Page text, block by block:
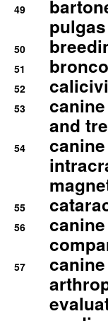
49
pulgas
50
51
52
53
and
54
55
56
57